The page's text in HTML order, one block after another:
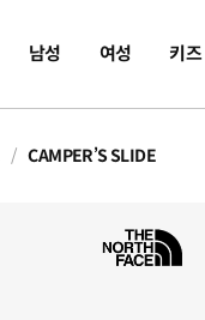
남성 여성 키즈
CAMPER’S SLIDE